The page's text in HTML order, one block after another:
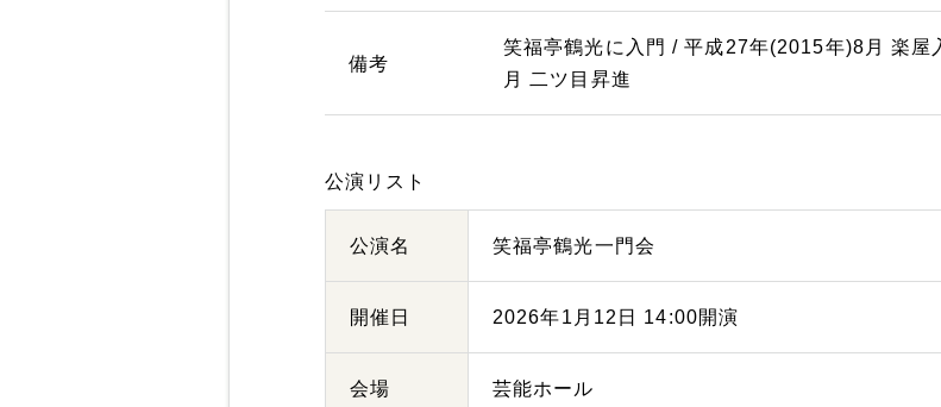
備考
笑福亭鶴光に入門 / 平成27年(2015年)8月 楽
月 二ツ目昇進
公演リスト
公演名 笑福亭鶴光一門会
開催日 2026年1月12日 14:00開演
会場 芸能ホール